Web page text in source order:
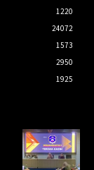
1220
24072
1573
2950
1925